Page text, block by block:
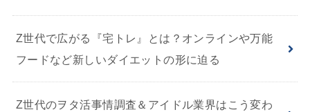
Z世代で広がる『宅トレ』とは？オンラインや万能
フードなど新しいダイエットの形に迫る
Z世代のヲタ活事情調査＆アイドル業界はこう変わ